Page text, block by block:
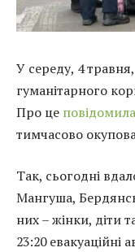
У середу, 4
гуманітарного
Про це повідомила
тимчасово
Так, сьогодні
Мангуша,
них – жінки, діти
23:20 евакуаційні